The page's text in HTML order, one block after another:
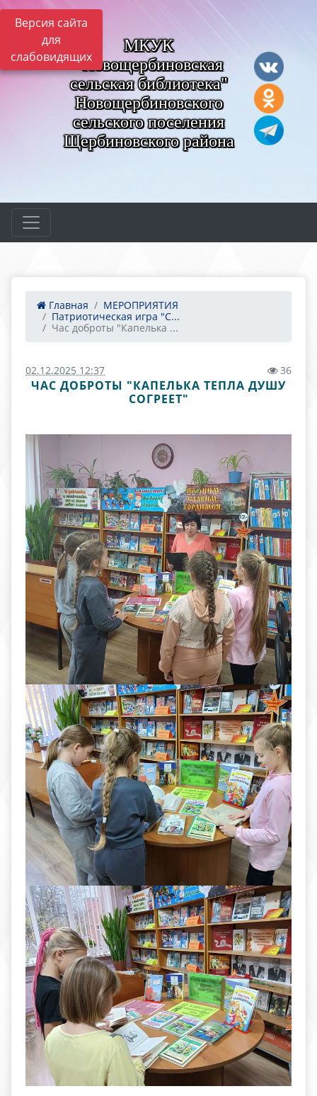
Версия сайта
для
слабовидящих
МКУК
"Новощербиновская
сельская библиотека"
Новощербиновского
сельского поселения
Щербиновского района
Главная
МЕРОПРИЯТИЯ
Патриотическая игра "С...
Час доброты "Капелька ...
02.12.2025 12:37 36
ЧАС ДОБРОТЫ "КАПЕЛЬКА ТЕПЛА ДУШУ
СОГРЕЕТ"